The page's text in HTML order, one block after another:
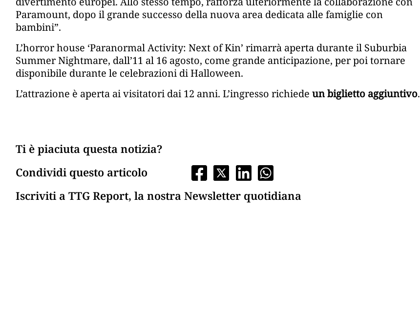
Paramount, dopo il grande successo della nuova area dedicata alle famiglie con
bambini”.
L’horror house ‘Paranormal Activity: Next of Kin’ rimarrà aperta durante il Suburbia
Summer Nightmare, dall’11 al 16 agosto, come grande anticipazione, per poi tornare
disponibile durante le celebrazioni di Halloween.
L’attrazione è aperta ai visitatori dai 12 anni. L’ingresso richiede un biglietto aggiuntivo.
Ti è piaciuta questa notizia?
Condividi questo articolo
Iscriviti a TTG Report, la nostra Newsletter quotidiana